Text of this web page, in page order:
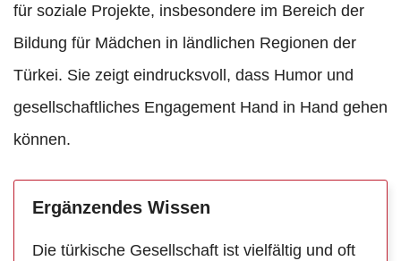
für soziale Projekte, insbesondere im Bereich der
Bildung für Mädchen in ländlichen Regionen der
Türkei. Sie zeigt eindrucksvoll, dass Humor und
gesellschaftliches Engagement Hand in Hand gehen
können.
Ergänzendes Wissen
Die türkische Gesellschaft ist vielfältig und oft